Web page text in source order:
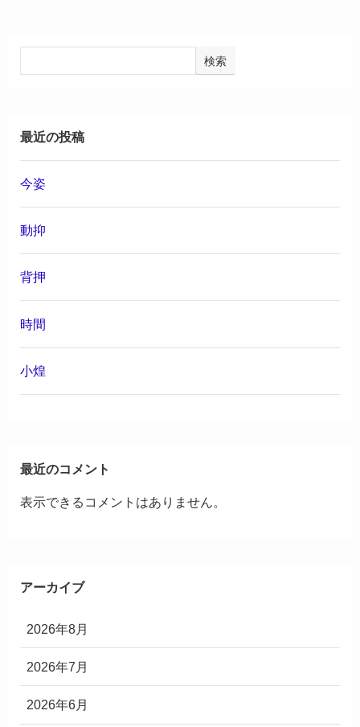
検索
最近の投稿
今姿
動抑
背押
時間
小煌
最近のコメント
表示できるコメントはありません。
アーカイブ
2026年8月
2026年7月
2026年6月